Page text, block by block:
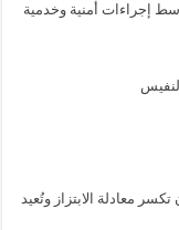
وسط إجراءات أمنية وخدمية
معادلة الابتزاز وتُعيد